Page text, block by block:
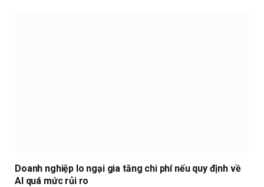
Doanh nghiệp lo ngại gia tăng chi phí nếu quy định về
AI quá mức rủi ro